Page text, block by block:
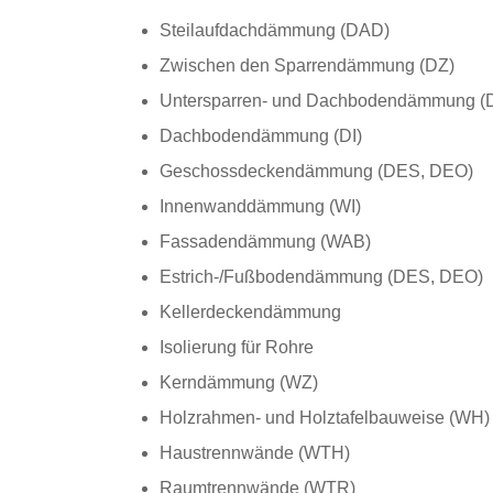
Steilaufdachdämmung (DAD)
Zwischen den Sparrendämmung (DZ)
Untersparren- und Dachbodendämmung
Dachbodendämmung (DI)
Geschossdeckendämmung (DES, DEO)
Innenwanddämmung (WI)
Fassadendämmung (WAB)
Estrich-/Fußbodendämmung (DES, DEO)
Kellerdeckendämmung
Isolierung für Rohre
Kerndämmung (WZ)
Holzrahmen- und Holztafelbauweise (WH)
Haustrennwände (WTH)
Raumtrennwände (WTR)